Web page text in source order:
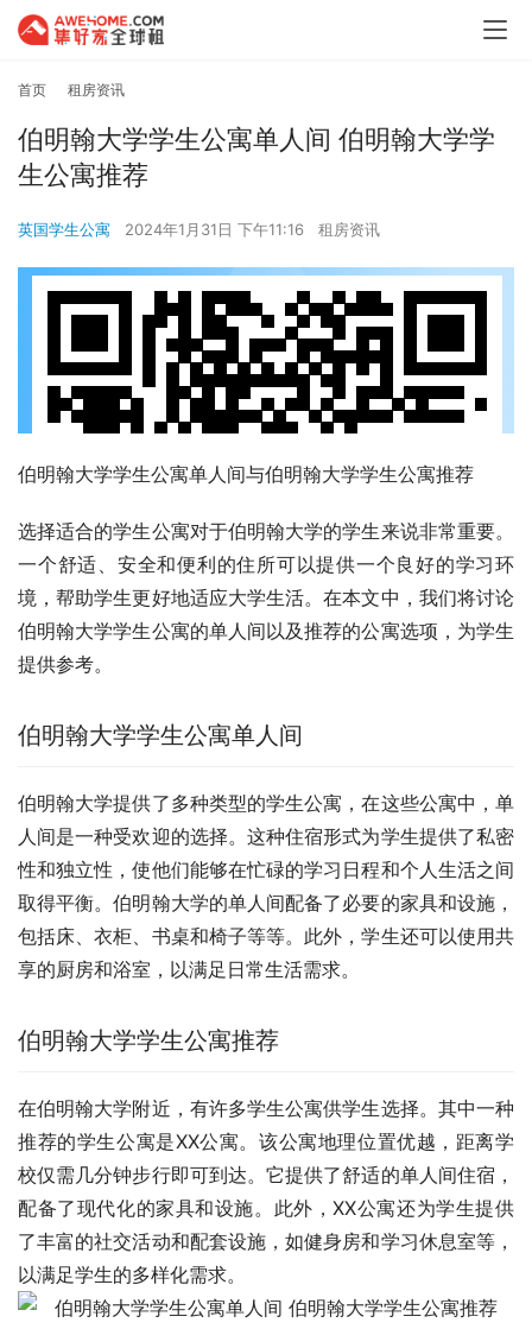
首页 租房资讯
伯明翰大学学生公寓单人间 伯明翰大学学
生公寓推荐
英国学生公寓 2024年1月31日 下午11:16 租房资讯
伯明翰大学学生公寓单人间与伯明翰大学学生公寓推荐
选择适合的学生公寓对于伯明翰大学的学生来说非常重要。
一个舒适、安全和便利的住所可以提供一个良好的学习环
境，帮助学生更好地适应大学生活。在本文中，我们将讨论
伯明翰大学学生公寓的单人间以及推荐的公寓选项，为学生
提供参考。
伯明翰大学学生公寓单人间
伯明翰大学提供了多种类型的学生公寓，在这些公寓中，单
人间是一种受欢迎的选择。这种住宿形式为学生提供了私密
性和独立性，使他们能够在忙碌的学习日程和个人生活之间
取得平衡。伯明翰大学的单人间配备了必要的家具和设施，
包括床、衣柜、书桌和椅子等等。此外，学生还可以使用共
享的厨房和浴室，以满足日常生活需求。
伯明翰大学学生公寓推荐
在伯明翰大学附近，有许多学生公寓供学生选择。其中一种
推荐的学生公寓是XX公寓。该公寓地理位置优越，距离学
校仅需几分钟步行即可到达。它提供了舒适的单人间住宿，
配备了现代化的家具和设施。此外，XX公寓还为学生提供
了丰富的社交活动和配套设施，如健身房和学习休息室等，
以满足学生的多样化需求。